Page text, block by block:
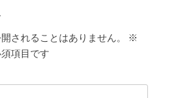
されることはありません。
※
項目です